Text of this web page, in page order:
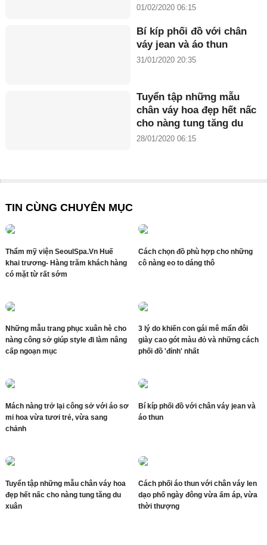
01/02/2020 06:15
Bí kíp phối đồ với chân
váy jean và áo thun
31/01/2020 20:35
Tuyển tập những mẫu
chân váy hoa đẹp hết nấc
cho nàng tung tăng du
xuân
28/01/2020 06:15
TIN CÙNG CHUYÊN MỤC
Thẩm mỹ viện SeoulSpa.Vn Huế
khai trương- Hàng trăm khách hàng
có mặt từ rất sớm
Cách chọn đồ phù hợp cho những
cô nàng eo to dáng thô
Những mẫu trang phục xuân hè cho
nàng công sở giúp style đi làm nâng
cấp ngoạn mục
3 lý do khiến con gái mê mẩn đôi
giày cao gót màu đỏ và những cách
phối đồ 'đỉnh' nhất
Mách nàng trở lại công sở với áo sơ
mi hoa vừa tươi trẻ, vừa sang
chảnh
Bí kíp phối đồ với chân váy jean và
áo thun
Tuyển tập những mẫu chân váy hoa
đẹp hết nấc cho nàng tung tăng du
xuân
Cách phối áo thun với chân váy len
dạo phố ngày đông vừa ấm áp, vừa
thời thượng